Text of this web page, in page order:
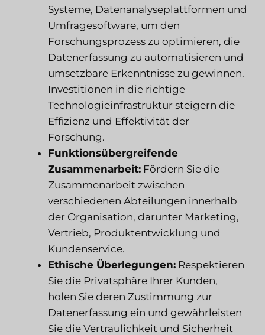
Systeme, Datenanalyseplattformen und
Umfragesoftware, um den
Forschungsprozess zu optimieren, die
Datenerfassung zu automatisieren und
umsetzbare Erkenntnisse zu gewinnen.
Investitionen in die richtige
Technologieinfrastruktur steigern die
Effizienz und Effektivität der
Forschung.
Funktionsübergreifende
Zusammenarbeit: Fördern Sie die
Zusammenarbeit zwischen
verschiedenen Abteilungen innerhalb
der Organisation, darunter Marketing,
Vertrieb, Produktentwicklung und
Kundenservice.
Ethische Überlegungen: Respektieren
Sie die Privatsphäre Ihrer Kunden,
holen Sie deren Zustimmung zur
Datenerfassung ein und gewährleisten
Sie die Vertraulichkeit und Sicherheit